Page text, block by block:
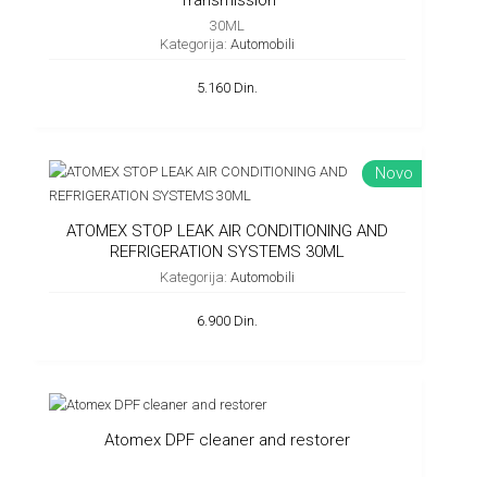
30ML
Kategorija: Automobili
5.160 Din.
Novo
ATOMEX STOP LEAK AIR CONDITIONING AND
REFRIGERATION SYSTEMS 30ML
Kategorija: Automobili
6.900 Din.
Atomex DPF cleaner and restorer